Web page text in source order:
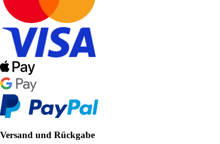
Versand und Rückgabe